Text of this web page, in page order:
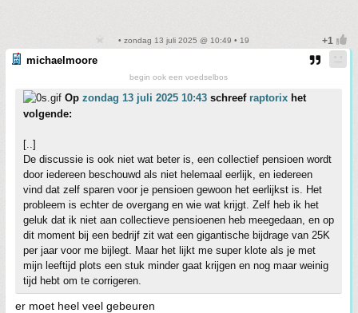
• zondag 13 juli 2025 @ 10:49 • 19
michaelmoore
begin ook een voedselbos
Op zondag 13 juli 2025 10:43 schreef raptorix het
volgende:
[..]
De discussie is ook niet wat beter is, een collectief pensioen wordt
door iedereen beschouwd als niet helemaal eerlijk, en iedereen
vind dat zelf sparen voor je pensioen gewoon het eerlijkst is. Het
probleem is echter de overgang en wie wat krijgt. Zelf heb ik het
geluk dat ik niet aan collectieve pensioenen heb meegedaan, en op
dit moment bij een bedrijf zit wat een gigantische bijdrage van 25K
per jaar voor me bijlegt. Maar het lijkt me super klote als je met
mijn leeftijd plots een stuk minder gaat krijgen en nog maar weinig
tijd hebt om te corrigeren.
er moet heel veel gebeuren